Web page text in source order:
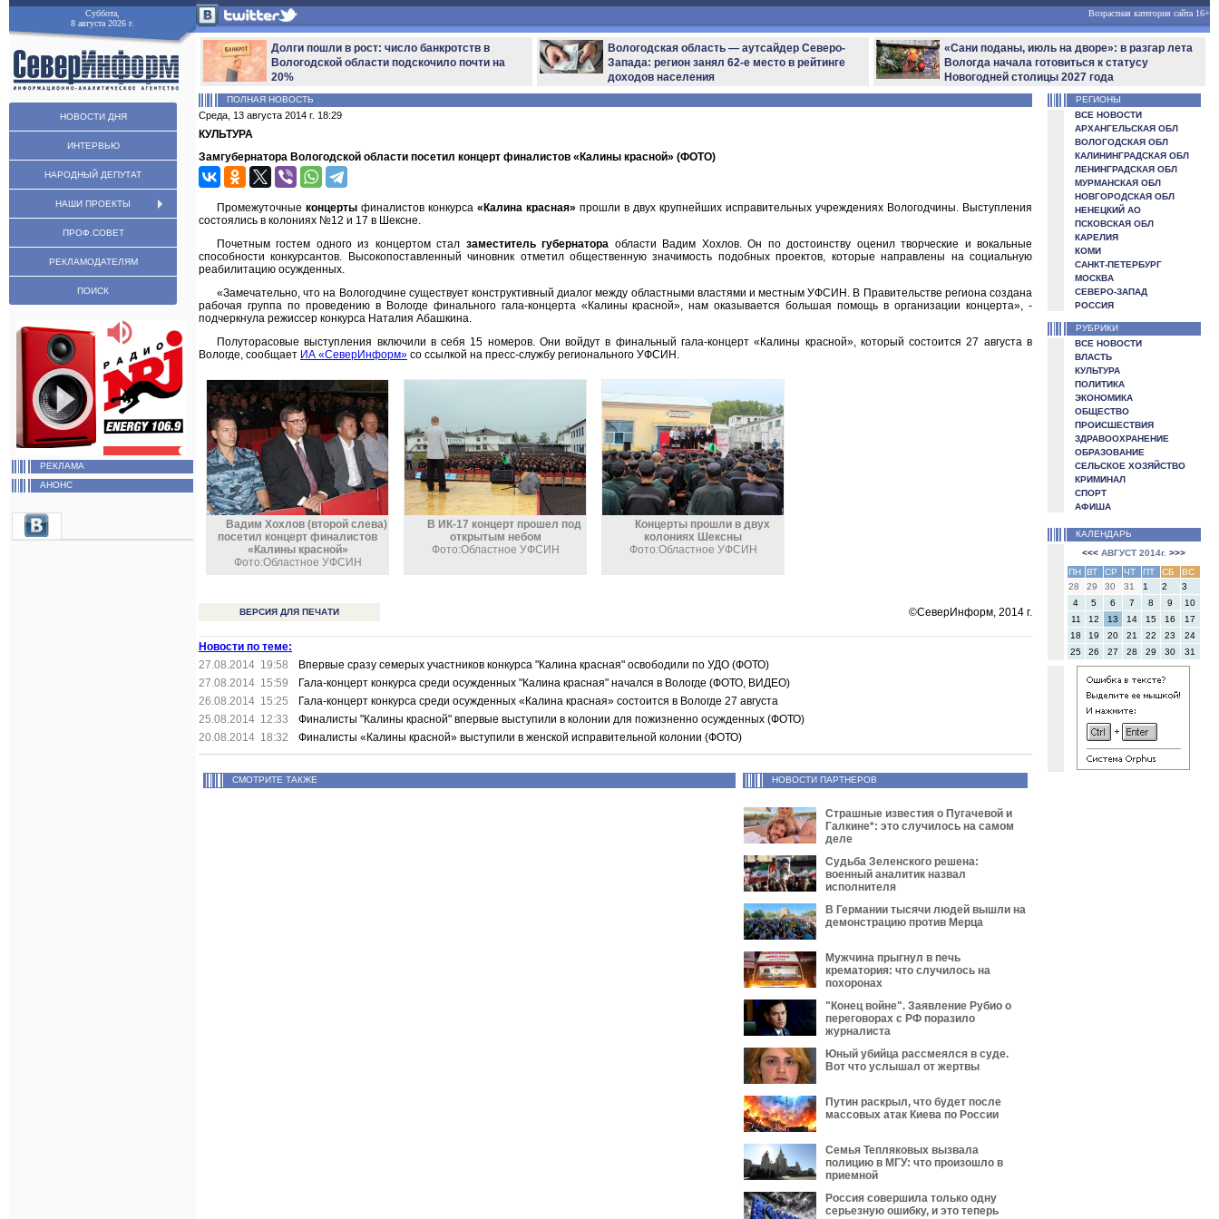
Суббота,
8 августа 2026 г.
НОВОСТИ ДНЯ
ИНТЕРВЬЮ
НАРОДНЫЙ ДЕПУТАТ
НАШИ ПРОЕКТЫ
ПРОФ.СОВЕТ
РЕКЛАМОДАТЕЛЯМ
ПОИСК
РЕКЛАМА
АНОНС
Возрастная категория сайта 16+
Долги пошли в рост: число банкротств в
Вологодской области подскочило почти на
20%
Вологодская область — аутсайдер Северо-
Запада: регион занял 62-е место в рейтинге
доходов населения
«Сани поданы, июль на дворе»: в разгар лета
Вологда начала готовиться к статусу
Новогодней столицы 2027 года
ПОЛНАЯ НОВОСТЬ
Среда, 13 августа 2014 г. 18:29
КУЛЬТУРА
Замгубернатора Вологодской области посетил концерт финалистов «Калины красной» (ФОТО)
Промежуточные концерты финалистов конкурса «Калина красная» прошли в двух крупнейших исправительных учреждениях Вологодчины. Выступления
состоялись в колониях №12 и 17 в Шексне.
Почетным гостем одного из концертом стал заместитель губернатора области Вадим Хохлов. Он по достоинству оценил творческие и вокальные
способности конкурсантов. Высокопоставленный чиновник отметил общественную значимость подобных проектов, которые направлены на социальную
реабилитацию осужденных.
«Замечательно, что на Вологодчине существует конструктивный диалог между областными властями и местным УФСИН. В Правительстве региона создана
рабочая группа по проведению в Вологде финального гала-концерта «Калины красной», нам оказывается большая помощь в организации концерта», -
подчеркнула режиссер конкурса Наталия Абашкина.
Полуторасовые выступления включили в себя 15 номеров. Они войдут в финальный гала-концерт «Калины красной», который состоится 27 августа в
Вологде, сообщает ИА «СеверИнформ» со ссылкой на пресс-службу регионального УФСИН.
Вадим Хохлов (второй слева)
посетил концерт финалистов
«Калины красной»
Фото:Областное УФСИН
В ИК-17 концерт прошел под
открытым небом
Фото:Областное УФСИН
Концерты прошли в двух
колониях Шексны
Фото:Областное УФСИН
ВЕРСИЯ ДЛЯ ПЕЧАТИ ©СеверИнформ, 2014 г.
Новости по теме:
27.08.2014 19:58
Впервые сразу семерых участников конкурса "Калина красная" освободили по УДО (ФОТО)
27.08.2014 15:59
Гала-концерт конкурса среди осужденных "Калина красная" начался в Вологде (ФОТО, ВИДЕО)
26.08.2014 15:25
Гала-концерт конкурса среди осужденных «Калина красная» состоится в Вологде 27 августа
25.08.2014 12:33
Финалисты "Калины красной" впервые выступили в колонии для пожизненно осужденных (ФОТО)
20.08.2014 18:32
Финалисты «Калины красной» выступили в женской исправительной колонии (ФОТО)
СМОТРИТЕ ТАКЖЕ НОВОСТИ ПАРТНЕРОВ
Страшные известия о Пугачевой и
Галкине*: это случилось на самом
деле
Судьба Зеленского решена:
военный аналитик назвал
исполнителя
В Германии тысячи людей вышли на
демонстрацию против Мерца
Мужчина прыгнул в печь
крематория: что случилось на
похоронах
"Конец войне". Заявление Рубио о
переговорах с РФ поразило
журналиста
Юный убийца рассмеялся в суде.
Вот что услышал от жертвы
Путин раскрыл, что будет после
массовых атак Киева по России
Семья Тепляковых вызвала
полицию в МГУ: что произошло в
приемной
Россия совершила только одну
серьезную ошибку, и это теперь
РЕГИОНЫ
ВСЕ НОВОСТИ
АРХАНГЕЛЬСКАЯ ОБЛ
ВОЛОГОДСКАЯ ОБЛ
КАЛИНИНГРАДСКАЯ ОБЛ
ЛЕНИНГРАДСКАЯ ОБЛ
МУРМАНСКАЯ ОБЛ
НОВГОРОДСКАЯ ОБЛ
НЕНЕЦКИЙ АО
ПСКОВСКАЯ ОБЛ
КАРЕЛИЯ
КОМИ
САНКТ-ПЕТЕРБУРГ
МОСКВА
СЕВЕРО-ЗАПАД
РОССИЯ
РУБРИКИ
ВСЕ НОВОСТИ
ВЛАСТЬ
КУЛЬТУРА
ПОЛИТИКА
ЭКОНОМИКА
ОБЩЕСТВО
ПРОИСШЕСТВИЯ
ЗДРАВООХРАНЕНИЕ
ОБРАЗОВАНИЕ
СЕЛЬСКОЕ ХОЗЯЙСТВО
КРИМИНАЛ
СПОРТ
АФИША
КАЛЕНДАРЬ
<<<АВГУСТ 2014г. >>>
ПН
ВТ СР ЧТ ПТ СБ
ВС
28
29 30 31 1 2
3
4
5 6 7 8 9
10
11
12 13 14 15 16
17
18
19 20 21 22 23
24
25
26 27 28 29 30 31